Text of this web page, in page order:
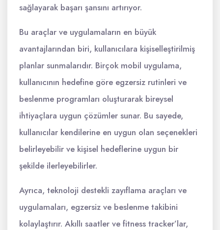
sağlayarak başarı şansını artırıyor.
Bu araçlar ve uygulamaların en büyük
avantajlarından biri, kullanıcılara kişiselleştirilmiş
planlar sunmalarıdır. Birçok mobil uygulama,
kullanıcının hedefine göre egzersiz rutinleri ve
beslenme programları oluşturarak bireysel
ihtiyaçlara uygun çözümler sunar. Bu sayede,
kullanıcılar kendilerine en uygun olan seçenekleri
belirleyebilir ve kişisel hedeflerine uygun bir
şekilde ilerleyebilirler.
Ayrıca, teknoloji destekli zayıflama araçları ve
uygulamaları, egzersiz ve beslenme takibini
kolaylaştırır. Akıllı saatler ve fitness tracker’lar,